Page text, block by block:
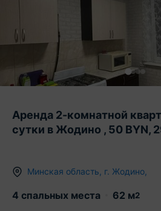
Аренда 2-комнатной
сутки в Жодино , 50 BYN,
Минская область г. Жодино
4 спальных места 62 м2